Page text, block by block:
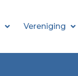
Vereniging